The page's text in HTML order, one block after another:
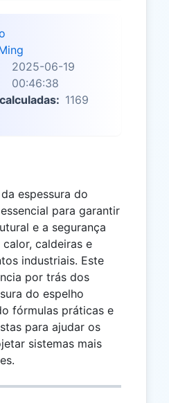
2025-06-19
00:46:38
1169
espessura do
para garantir
e a segurança
caldeiras e
industriais. Este
por trás dos
do espelho
fórmulas práticas e
para ajudar os
sistemas mais